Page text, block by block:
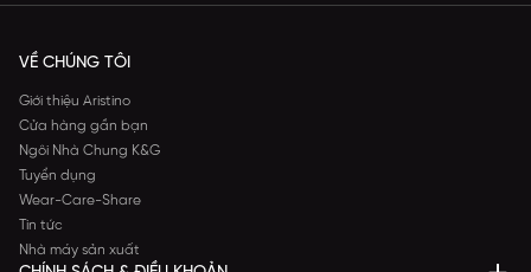
VỀ CHÚNG TÔI
Giới thiệu Aristino
Cửa hàng gần bạn
Ngôi Nhà Chung K&G
Tuyển dụng
Wear-Care-Share
Tin tức
Nhà máy sản xuất